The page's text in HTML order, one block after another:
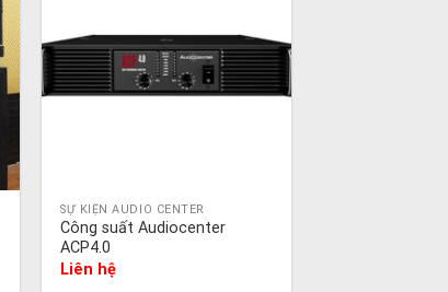
SỰ KIỆN AUDIO CENTER
Công suất Audiocenter
ACP4.0
Liên hệ